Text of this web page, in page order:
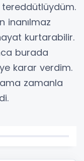
inanılmaz
kurtarabilir.
burada
karar verdim.
zamanla